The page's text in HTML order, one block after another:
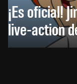
¡Es oficial!
live-action